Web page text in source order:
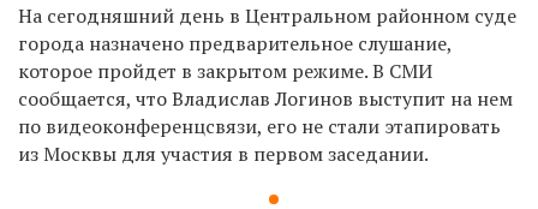
На сегодняшний день в Центральном районном суде
города назначено предварительное слушание,
которое пройдет в закрытом режиме. В СМИ
сообщается, что Владислав Логинов выступит на нем
по видеоконференцсвязи, его не стали этапировать
из Москвы для участия в первом заседании.